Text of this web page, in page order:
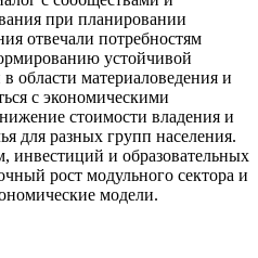
при планировании
отвечали потребностям
устойчивой
области материаловедения и
с экономическими
стоимости владения и
для разных групп населения.
инвестиций и образовательных
рост модульного сектора и
модели.